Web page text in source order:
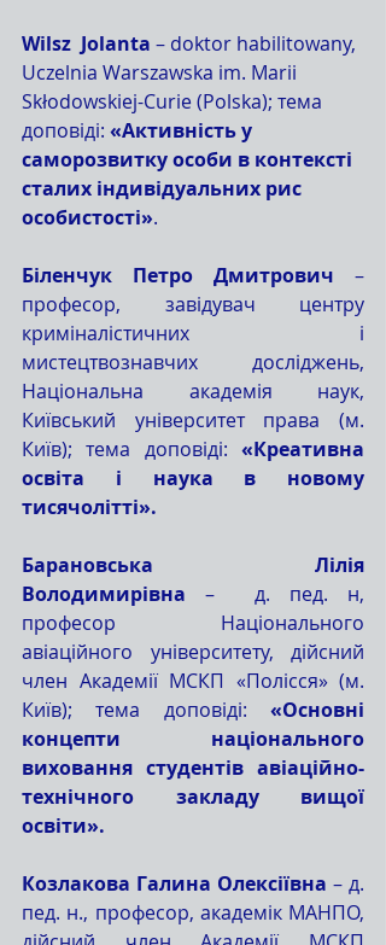
Wilsz  Jolanta – doktor habilitowany,
Uczelnia Warszawska im. Marii
Skłodowskiej-Curie (Polska); тема
доповіді: «Активність у
саморозвитку особи в контексті
сталих індивідуальних рис
особистості».
Біленчук Петро Дмитрович –
професор, завідувач центру
криміналістичних і
мистецтвознавчих досліджень,
Національна академія наук,
Київський університет права (м.
Київ); тема доповіді: «Креативна
освіта і наука в новому
тисячолітті».
Барановська Лілія
Володимирівна –  д. пед. н,
професор Національного
авіаційного університету, дійсний
член Академії МСКП «Полісся» (м.
Київ); тема доповіді: «Основні
концепти національного
виховання студентів авіаційно-
технічного закладу вищої
освіти».
Козлакова Галина Олексіївна – д.
пед. н., професор, академік МАНПО,